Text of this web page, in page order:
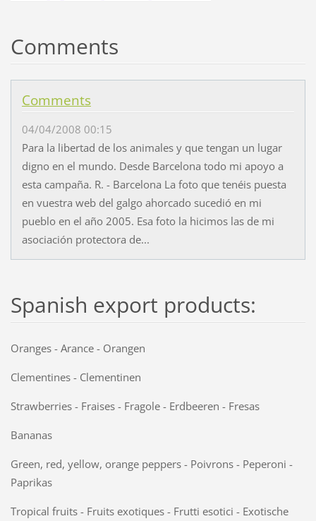
Comments
Comments
04/04/2008 00:15
Para la libertad de los animales y que tengan un lugar
digno en el mundo. Desde Barcelona todo mi apoyo a
esta campaña. R. - Barcelona La foto que tenéis puesta
en vuestra web del galgo ahorcado sucedió en mi
pueblo en el año 2005. Esa foto la hicimos las de mi
asociación protectora de...
Spanish export products:
Oranges - Arance - Orangen
Clementines - Clementinen
Strawberries - Fraises - Fragole - Erdbeeren - Fresas
Bananas
Green, red, yellow, orange peppers - Poivrons - Peperoni -
Paprikas
Tropical fruits - Fruits exotiques - Frutti esotici - Exotische